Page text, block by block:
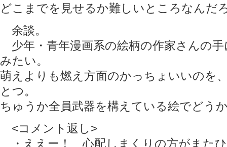
どこまでを見せるか難しいところなんだ
余談。
少年・青年漫画系の絵柄の作家さんの
みたい。
萌えよりも燃え方面のかっちょいいのを
とつ。
ちゅうか全員武器を構えている絵でどう
<コメント返し>
・ええー！ 心配しまくりの方がまた